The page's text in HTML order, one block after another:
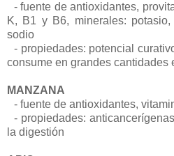
- fuente de antioxidantes,
K, B1 y B6, minerales:
sodio
- propiedades: potencial
consume en grandes cantidades
MANZANA
- fuente de antioxidantes,
- propiedades:
la digestión